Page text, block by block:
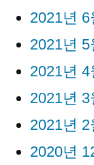
2021년 6
2021년 5
2021년 4
2021년 3
2021년 2
2020년